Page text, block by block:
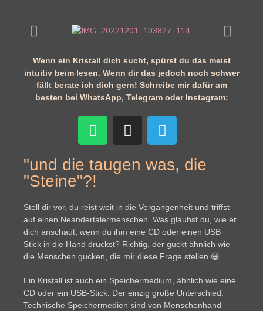
Wenn ein Kristall dich sucht, spürst du das meist
intuitiv beim lesen. Wenn dir das jedoch noch schwer
fällt berate ich dich gern! Schreibe mir dafür am
besten bei WhatsApp, Telegram oder Instagram:
"und die taugen was, die
"Steine"?!
Stell dir vor, du reist weit in die Vergangenheit und triffst
auf einen Neandertalermenschen. Was glaubst du, wie er
dich anschaut, wenn du ihm eine CD oder einen USB
Stick in die Hand drückst? Richtig, der guckt ähnlich wie
die Menschen gucken, die mir diese Frage stellen 😀
Ein Kristall ist auch ein Speichermedium, ähnlich wie eine
CD oder ein USB-Stick. Der einzig große Unterschied:
Technische Speichermedien sind von Menschenhand